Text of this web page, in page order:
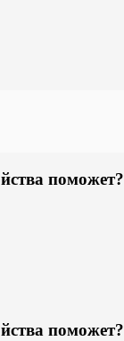
поможет?
поможет?